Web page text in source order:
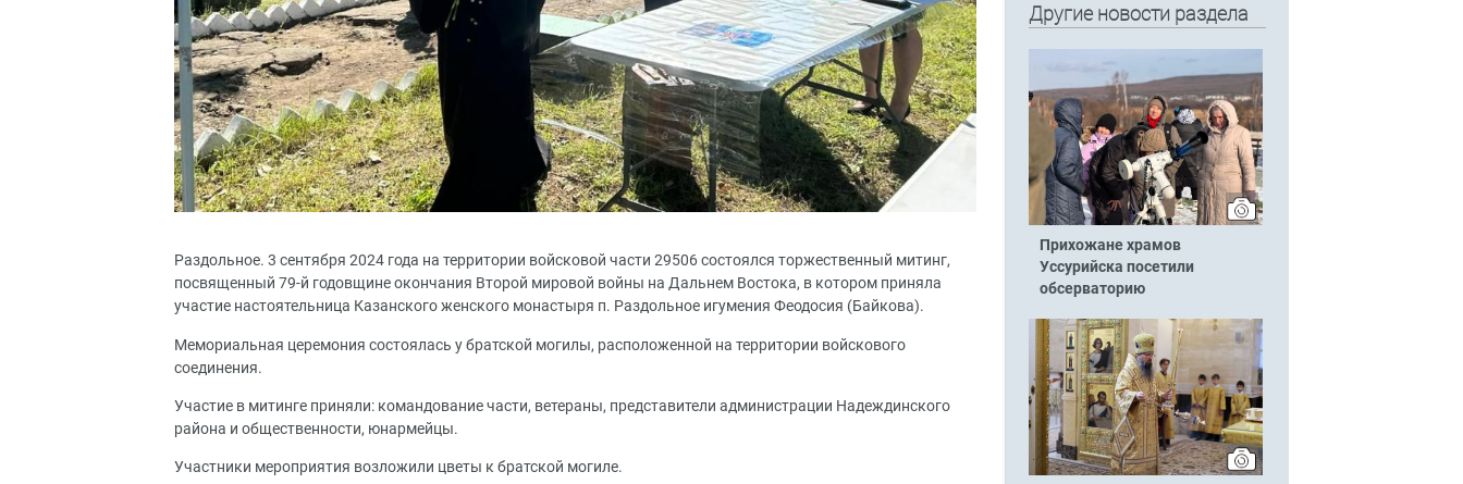
Раздольное. 3 сентября 2024 года на территории войсковой части 29506 состоялся торжественный митинг,
посвященный 79-й годовщине окончания Второй мировой войны на Дальнем Востока, в котором приняла
участие настоятельница Казанского женского монастыря п. Раздольное игумения Феодосия (Байкова).
Мемориальная церемония состоялась у братской могилы, расположенной на территории войскового
соединения.
Участие в митинге приняли: командование части, ветераны, представители администрации Надеждинского
района и общественности, юнармейцы.
Участники мероприятия возложили цветы к братской могиле.
Другие новости раздела
Прихожане храмов
Уссурийска посетили
обсерваторию